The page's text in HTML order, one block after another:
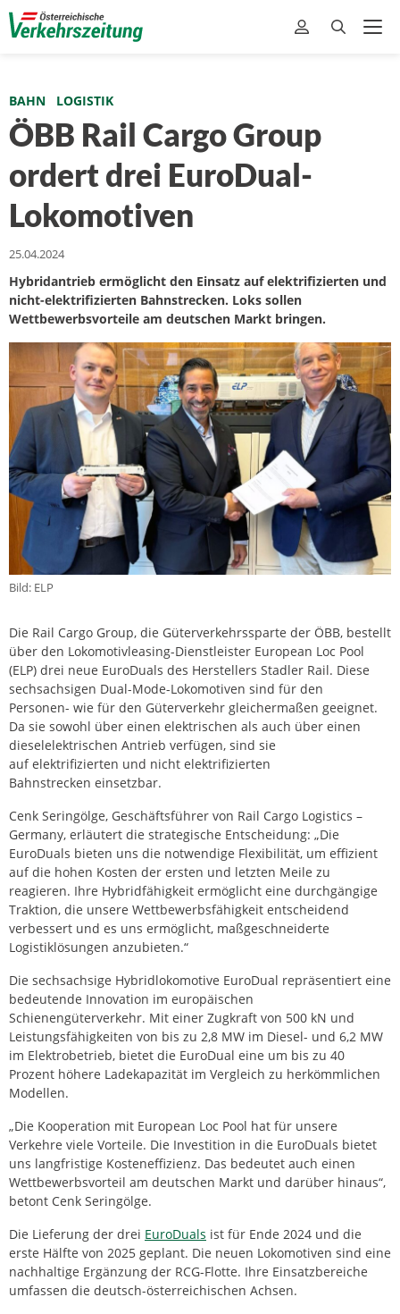
BAHN LOGISTIK
ÖBB Rail Cargo Group
ordert drei EuroDual-
Lokomotiven
25.04.2024
Hybridantrieb ermöglicht den Einsatz auf elektrifizierten und
nicht-elektrifizierten Bahnstrecken. Loks sollen
Wettbewerbsvorteile am deutschen Markt bringen.
Bild: ELP
Die Rail Cargo Group, die Güterverkehrssparte der ÖBB, bestellt
über den Lokomotivleasing-Dienstleister European Loc Pool
(ELP) drei neue EuroDuals des Herstellers Stadler Rail. Diese
sechsachsigen Dual-Mode-Lokomotiven sind für den
Personen- wie für den Güterverkehr gleichermaßen geeignet.
Da sie sowohl über einen elektrischen als auch über einen
dieselelektrischen Antrieb verfügen, sind sie
auf elektrifizierten und nicht elektrifizierten
Bahnstrecken einsetzbar.
Cenk Seringölge, Geschäftsführer von Rail Cargo Logistics –
Germany, erläutert die strategische Entscheidung: „Die
EuroDuals bieten uns die notwendige Flexibilität, um effizient
auf die hohen Kosten der ersten und letzten Meile zu
reagieren. Ihre Hybridfähigkeit ermöglicht eine durchgängige
Traktion, die unsere Wettbewerbsfähigkeit entscheidend
verbessert und es uns ermöglicht, maßgeschneiderte
Logistiklösungen anzubieten.“
Die sechsachsige Hybridlokomotive EuroDual repräsentiert eine
bedeutende Innovation im europäischen
Schienengüterverkehr. Mit einer Zugkraft von 500 kN und
Leistungsfähigkeiten von bis zu 2,8 MW im Diesel- und 6,2 MW
im Elektrobetrieb, bietet die EuroDual eine um bis zu 40
Prozent höhere Ladekapazität im Vergleich zu herkömmlichen
Modellen.
„Die Kooperation mit European Loc Pool hat für unsere
Verkehre viele Vorteile. Die Investition in die EuroDuals bietet
uns langfristige Kosteneffizienz. Das bedeutet auch einen
Wettbewerbsvorteil am deutschen Markt und darüber hinaus“,
betont Cenk Seringölge.
Die Lieferung der drei EuroDuals ist für Ende 2024 und die
erste Hälfte von 2025 geplant. Die neuen Lokomotiven sind eine
nachhaltige Ergänzung der RCG-Flotte. Ihre Einsatzbereiche
umfassen die deutsch-österreichischen Achsen.